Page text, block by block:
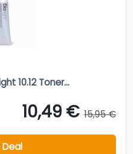
10.12 Toner...
10,49 € 15,95 €
Deal